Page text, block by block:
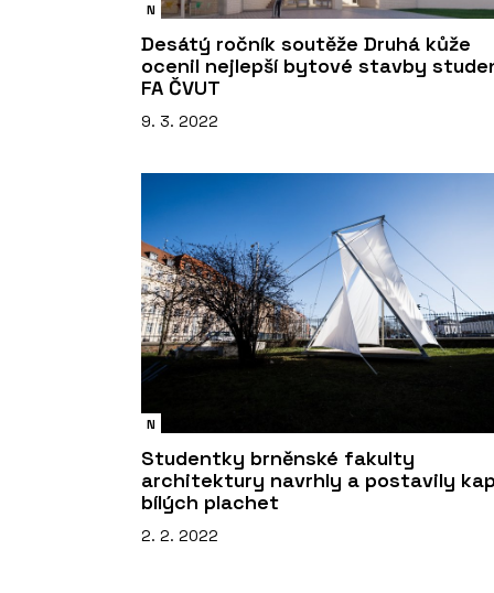
N
Desátý ročník soutěže Druhá kůže
ocenil nejlepší bytové stavby
FA ČVUT
9. 3. 2022
N
Studentky brněnské fakulty
architektury navrhly a postavily
bílých plachet
2. 2. 2022